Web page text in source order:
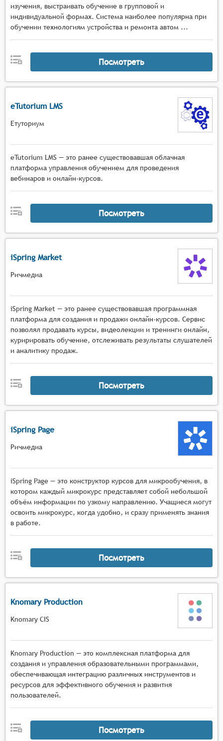
изучения, выстраивать обучение в групповой и
индивидуальной формах. Система наиболее популярна при
обучении технологиям устройства и ремонта автом ...
Посмотреть
eTutorium LMS
Етуториум
eTutorium LMS — это ранее существовавшая облачная
платформа управления обучением для проведения
вебинаров и онлайн-курсов.
Посмотреть
iSpring Market
Ричмедиа
iSpring Market — это ранее существовавшая программная
платформа для создания и продажи онлайн-курсов. Сервис
позволял продавать курсы, видеолекции и тренинги онлайн,
куририровать обучение, отслеживать результаты слушателей
и аналитику продаж.
Посмотреть
iSpring Page
Ричмедиа
iSpring Page — это конструктор курсов для микрообучения, в
котором каждый микрокурс представляет собой небольшой
объём информации по узкому направлению. Учащиеся могут
освоить микрокурс, когда удобно, и сразу применять знания
в работе.
Посмотреть
Knomary Production
Knomary CIS
Knomary Production — это комплексная платформа для
создания и управления образовательными программами,
обеспечивающая интеграцию различных инструментов и
ресурсов для эффективного обучения и развития
пользователей.
Посмотреть